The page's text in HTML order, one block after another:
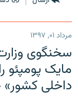
مرداد ۰۱, ۱۳۹۷
سخنگوی
مایک پومپئو
داخلی کشور»